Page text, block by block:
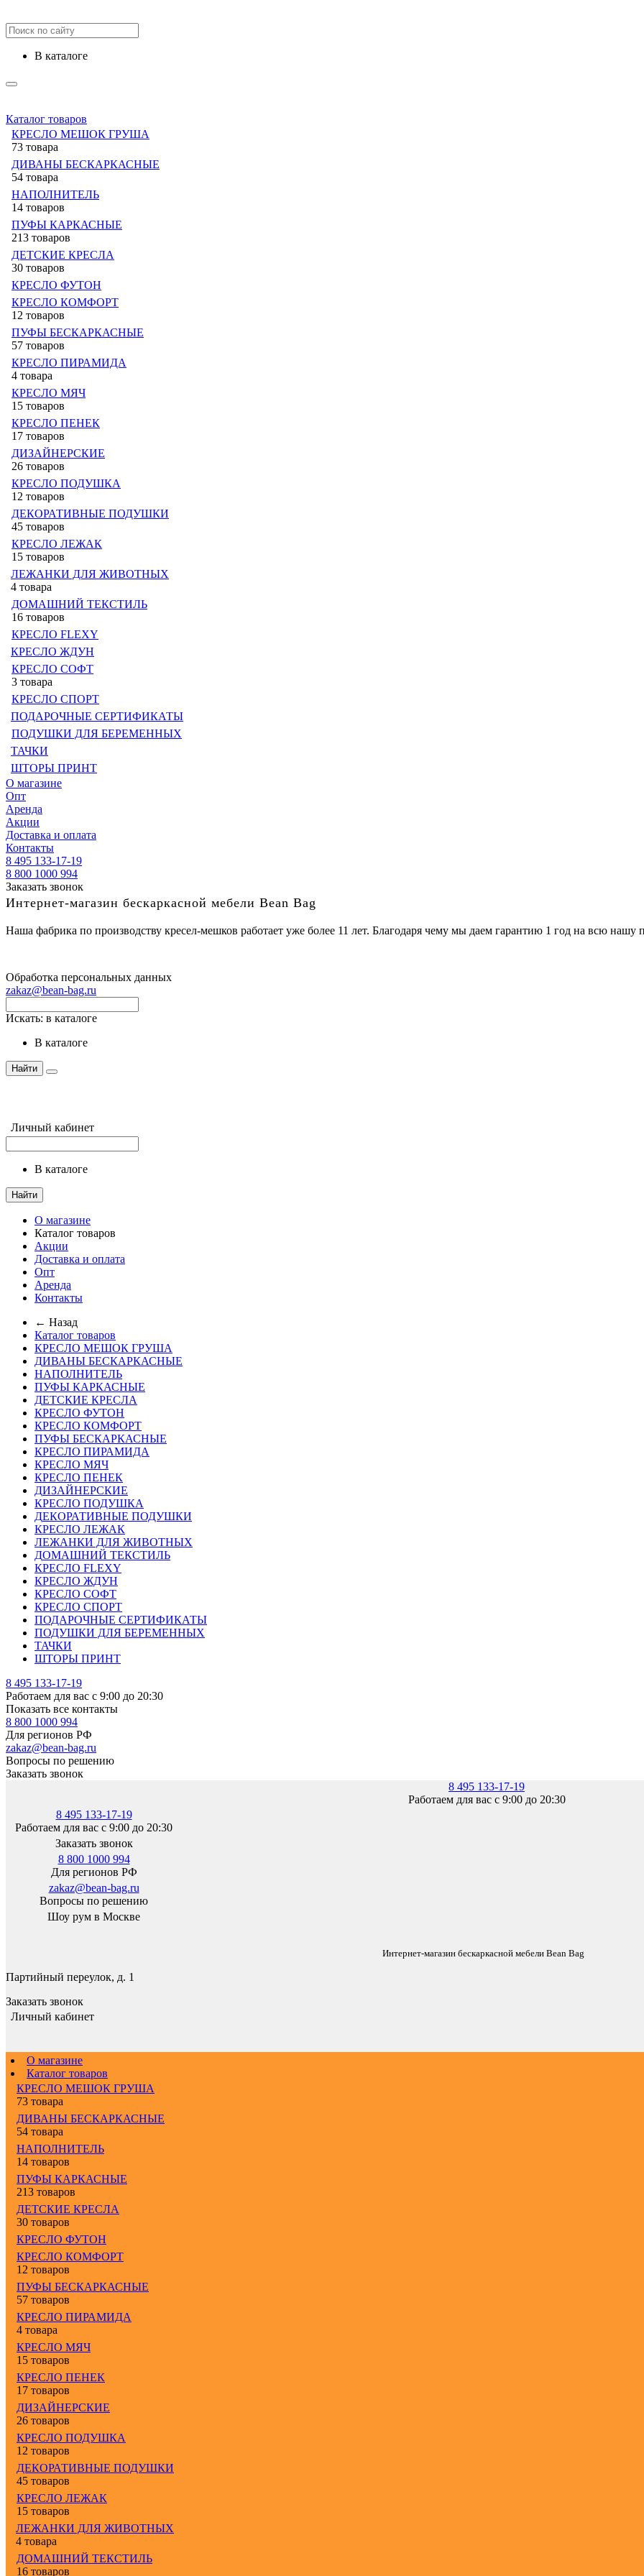
в каталоге
Каталог товаров
КРЕСЛО МЕШОК ГРУША
73 товара
ДИВАНЫ БЕСКАРКАСНЫЕ
54 товара
НАПОЛНИТЕЛЬ
14 товаров
ПУФЫ КАРКАСНЫЕ
213 товаров
ДЕТСКИЕ КРЕСЛА
30 товаров
КРЕСЛО ФУТОН
КРЕСЛО КОМФОРТ
12 товаров
ПУФЫ БЕСКАРКАСНЫЕ
57 товаров
КРЕСЛО ПИРАМИДА
4 товара
КРЕСЛО МЯЧ
15 товаров
КРЕСЛО ПЕНЕК
17 товаров
ДИЗАЙНЕРСКИЕ
26 товаров
КРЕСЛО ПОДУШКА
12 товаров
ДЕКОРАТИВНЫЕ ПОДУШКИ
45 товаров
КРЕСЛО ЛЕЖАК
15 товаров
ЛЕЖАНКИ ДЛЯ ЖИВОТНЫХ
4 товара
ДОМАШНИЙ ТЕКСТИЛЬ
16 товаров
КРЕСЛО FLEXY
КРЕСЛО ЖДУН
КРЕСЛО СОФТ
3 товара
КРЕСЛО СПОРТ
ПОДАРОЧНЫЕ СЕРТИФИКАТЫ
ПОДУШКИ ДЛЯ БЕРЕМЕННЫХ
ТАЧКИ
ШТОРЫ ПРИНТ
О магазине
Опт
Аренда
Акции
Доставка и оплата
Контакты
8 495 133-17-19
8 800 1000 994
Заказать звонок
Интернет-магазин бескаркасной мебели Bean Bag
Наша фабрика по производству кресел-мешков работает уже более 11 лет. Благодаря чему мы даем гарантию 1 год на всю нашу
Обработка персональных данных
zakaz@bean-bag.ru
Искать: в каталоге
в каталоге
Найти
Личный кабинет
в каталоге
Найти
О магазине
Каталог товаров
Акции
Доставка и оплата
Опт
Аренда
Контакты
← Назад
Каталог товаров
КРЕСЛО МЕШОК ГРУША
ДИВАНЫ БЕСКАРКАСНЫЕ
НАПОЛНИТЕЛЬ
ПУФЫ КАРКАСНЫЕ
ДЕТСКИЕ КРЕСЛА
КРЕСЛО ФУТОН
КРЕСЛО КОМФОРТ
ПУФЫ БЕСКАРКАСНЫЕ
КРЕСЛО ПИРАМИДА
КРЕСЛО МЯЧ
КРЕСЛО ПЕНЕК
ДИЗАЙНЕРСКИЕ
КРЕСЛО ПОДУШКА
ДЕКОРАТИВНЫЕ ПОДУШКИ
КРЕСЛО ЛЕЖАК
ЛЕЖАНКИ ДЛЯ ЖИВОТНЫХ
ДОМАШНИЙ ТЕКСТИЛЬ
КРЕСЛО FLEXY
КРЕСЛО ЖДУН
КРЕСЛО СОФТ
КРЕСЛО СПОРТ
ПОДАРОЧНЫЕ СЕРТИФИКАТЫ
ПОДУШКИ ДЛЯ БЕРЕМЕННЫХ
ТАЧКИ
ШТОРЫ ПРИНТ
8 495 133-17-19
Работаем для вас с 9:00 до 20:30
Показать все контакты
8 800 1000 994
Для регионов РФ
zakaz@bean-bag.ru
Вопросы по решению
Заказать звонок
8 495 133-17-19
Работаем для вас с 9:00 до 20:30
8 495 133-17-19
Работаем для вас с 9:00 до 20:30
Заказать звонок
8 800 1000 994
Для регионов РФ
zakaz@bean-bag.ru
Вопросы по решению
Шоу рум в Москве
Интернет-магазин бескаркасной мебели Bean Bag
Партийный переулок, д. 1
Заказать звонок
Личный кабинет
О магазине
Каталог товаров
КРЕСЛО МЕШОК ГРУША
73 товара
ДИВАНЫ БЕСКАРКАСНЫЕ
54 товара
НАПОЛНИТЕЛЬ
14 товаров
ПУФЫ КАРКАСНЫЕ
213 товаров
ДЕТСКИЕ КРЕСЛА
30 товаров
КРЕСЛО ФУТОН
КРЕСЛО КОМФОРТ
12 товаров
ПУФЫ БЕСКАРКАСНЫЕ
57 товаров
КРЕСЛО ПИРАМИДА
4 товара
КРЕСЛО МЯЧ
15 товаров
КРЕСЛО ПЕНЕК
17 товаров
ДИЗАЙНЕРСКИЕ
26 товаров
КРЕСЛО ПОДУШКА
12 товаров
ДЕКОРАТИВНЫЕ ПОДУШКИ
45 товаров
КРЕСЛО ЛЕЖАК
15 товаров
ЛЕЖАНКИ ДЛЯ ЖИВОТНЫХ
4 товара
ДОМАШНИЙ ТЕКСТИЛЬ
16 товаров